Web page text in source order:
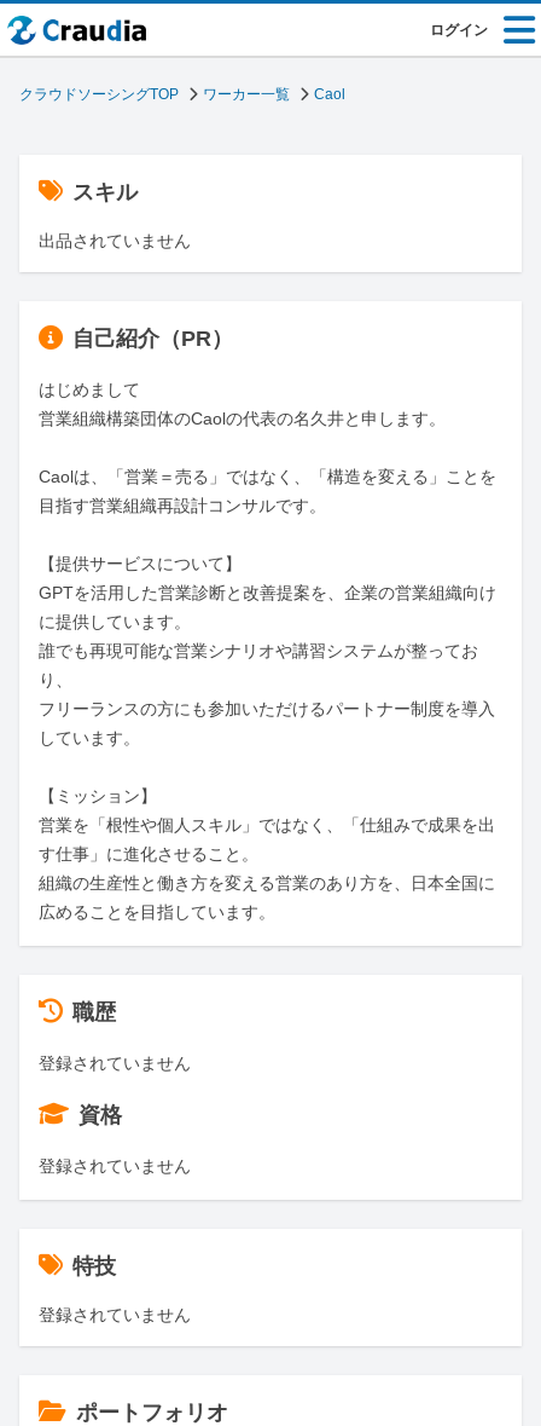
ログイン
クラウドソーシングTOP ワーカー一覧 Caol
スキル
出品されていません
自己紹介（PR）
はじめまして
営業組織構築団体のCaolの代表の名久井と申します。
Caolは、「営業＝売る」ではなく、「構造を変える」ことを
目指す営業組織再設計コンサルです。
【提供サービスについて】
GPTを活用した営業診断と改善提案を、企業の営業組織向け
に提供しています。
誰でも再現可能な営業シナリオや講習システムが整ってお
り、
フリーランスの方にも参加いただけるパートナー制度を導入
しています。
【ミッション】
営業を「根性や個人スキル」ではなく、「仕組みで成果を出
す仕事」に進化させること。
組織の生産性と働き方を変える営業のあり方を、日本全国に
広めることを目指しています。
職歴
登録されていません
資格
登録されていません
特技
登録されていません
ポートフォリオ